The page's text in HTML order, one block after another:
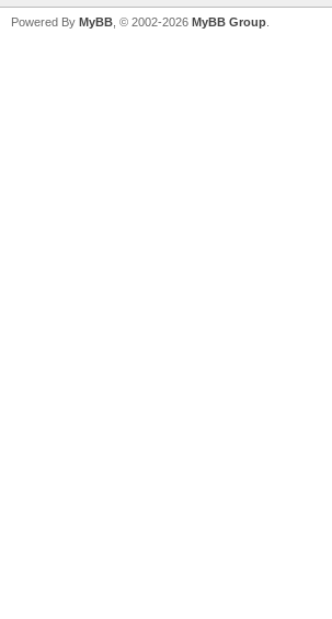
Powered By MyBB , © 2002-2026 MyBB Group